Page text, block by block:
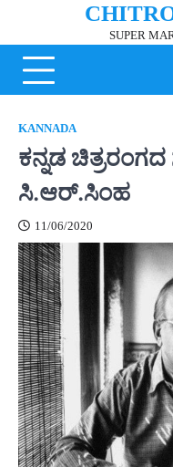
content
SUPER
KANNADA
ಕನ್ನಡ
ಸಿ.ಆರ್.ಸಿಂಹ
11/06/2020